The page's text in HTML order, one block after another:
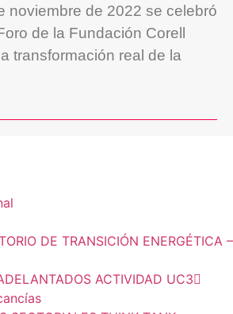
noviembre de 2022 se celebró
de la Fundación Corell
transformación real de la
DE TRANSICIÓN ENERGÉTICA –
ACTIVIDAD UC3